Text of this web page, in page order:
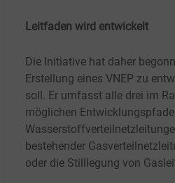
Leitfaden wird entwickelt
Die Initiative hat daher
Erstellung eines VNEP zu
soll. Er umfasst alle drei im
möglichen
bestehender
oder die Stilllegung von